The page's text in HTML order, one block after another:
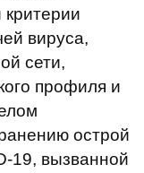
вируса,
сети,
профиля и
острой
19, вызванной